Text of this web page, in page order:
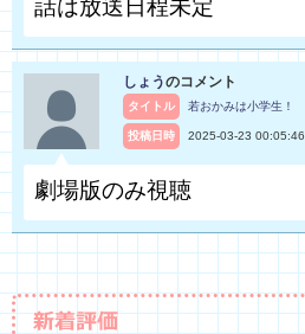
話は放送日程未定
しょうのコメント
タイトル 若おかみは小学生！
投稿日時 2025-03-23 00:05:46
劇場版のみ視聴